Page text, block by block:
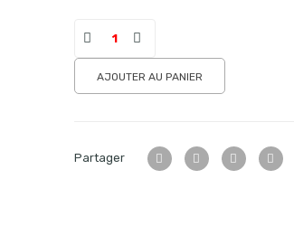
AJOUTER AU PANIER
Partager